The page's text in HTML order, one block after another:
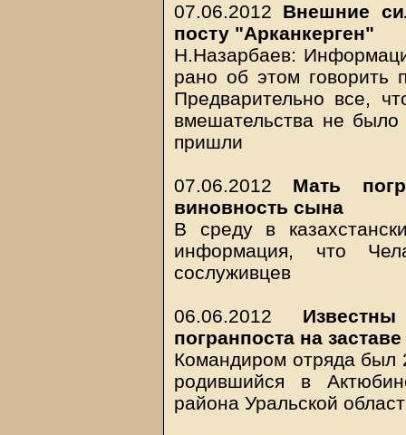
07.06.2012 Внешние
посту "Арканкерген"
Н.Назарбаев:
рано об этом говорить
Предварительно все,
вмешательства не
пришли
07.06.2012 Мать
виновность сына
В среду в
информация, что
сослуживцев
06.06.2012
погранпоста на
Командиром отряда был
родившийся в
района Уральской